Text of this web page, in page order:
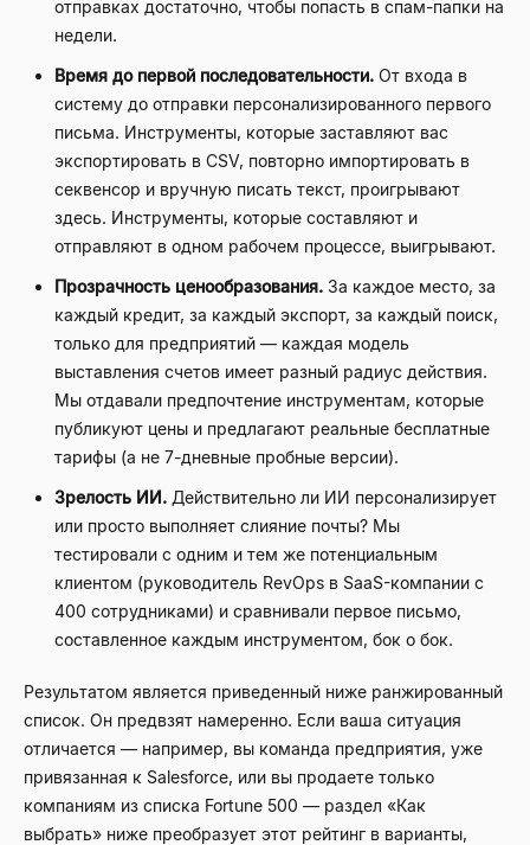
отправках достаточно, чтобы попасть в спам-папки на
недели.
Время до первой последовательности. От входа в
систему до отправки персонализированного первого
письма. Инструменты, которые заставляют вас
экспортировать в CSV, повторно импортировать в
секвенсор и вручную писать текст, проигрывают
здесь. Инструменты, которые составляют и
отправляют в одном рабочем процессе, выигрывают.
Прозрачность ценообразования. За каждое место, за
каждый кредит, за каждый экспорт, за каждый поиск,
только для предприятий — каждая модель
выставления счетов имеет разный радиус действия.
Мы отдавали предпочтение инструментам, которые
публикуют цены и предлагают реальные бесплатные
тарифы (а не 7-дневные пробные версии).
Зрелость ИИ. Действительно ли ИИ персонализирует
или просто выполняет слияние почты? Мы
тестировали с одним и тем же потенциальным
клиентом (руководитель RevOps в SaaS-компании с
400 сотрудниками) и сравнивали первое письмо,
составленное каждым инструментом, бок о бок.
Результатом является приведенный ниже ранжированный
список. Он предвзят намеренно. Если ваша ситуация
отличается — например, вы команда предприятия, уже
привязанная к Salesforce, или вы продаете только
компаниям из списка Fortune 500 — раздел «Как
выбрать» ниже преобразует этот рейтинг в варианты,